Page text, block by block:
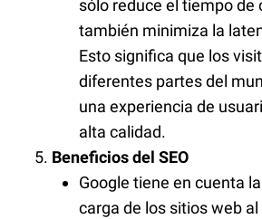
sólo reduce el tiempo de
también minimiza la
Esto significa que los
diferentes partes del
una experiencia de
alta calidad.
Beneficios del SEO
Google tiene en cuenta
carga de los sitios web